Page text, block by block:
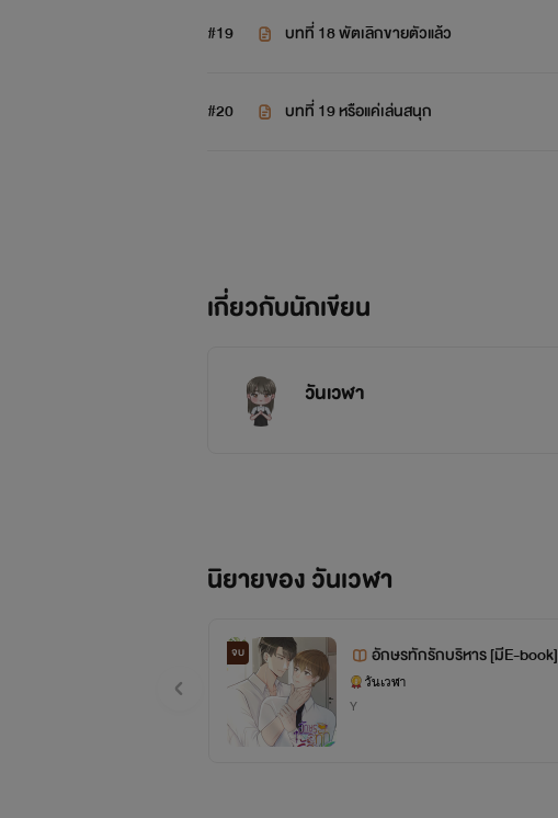
#19 บทที่ 18 พัตเลิกขายตัวแล้ว
#20 บทที่ 19 หรือแค่เล่นสนุก
เกี่ยวกับนักเขียน
วันเวฬา
นิยายของ วันเวฬา
จบ อักษรทักรักบริหาร [มีE-book]
วันเวฬา
Y